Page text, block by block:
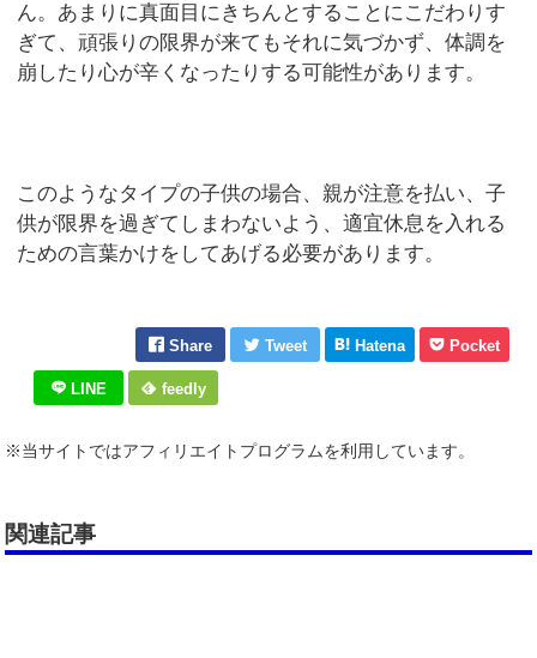
ん。あまりに真面目にきちんとすることにこだわりす
ぎて、頑張りの限界が来てもそれに気づかず、体調を
崩したり心が辛くなったりする可能性があります。
このようなタイプの子供の場合、親が注意を払い、子
供が限界を過ぎてしまわないよう、適宜休息を入れる
ための言葉かけをしてあげる必要があります。
Share Tweet Hatena Pocket
LINE feedly
※当サイトではアフィリエイトプログラムを利用しています。
関連記事